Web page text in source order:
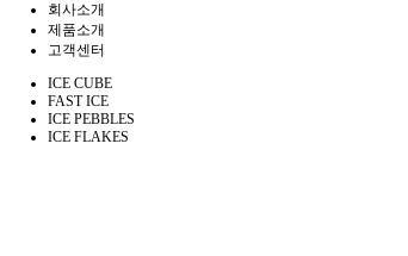
회사소개
제품소개
고객센터
ICE CUBE
FAST ICE
ICE PEBBLES
ICE FLAKES